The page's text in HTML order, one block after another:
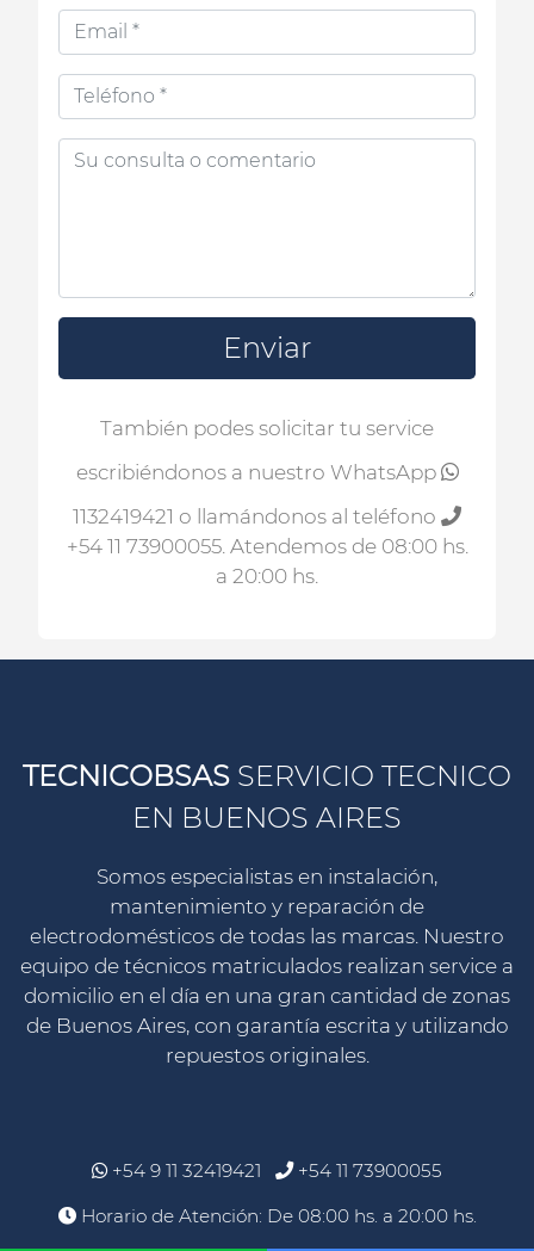
Enviar
También podes solicitar tu service
escribiéndonos a nuestro WhatsApp
1132419421 o llamándonos al teléfono
+54 11 73900055. Atendemos de 08:00 hs.
a 20:00 hs.
TECNICOBSAS SERVICIO TECNICO
EN BUENOS AIRES
Somos especialistas en instalación,
mantenimiento y reparación de
electrodomésticos de todas las marcas. Nuestro
equipo de técnicos matriculados realizan service a
domicilio en el día en una gran cantidad de zonas
de Buenos Aires, con garantía escrita y utilizando
repuestos originales.
+54 9 11 32419421
+54 11 73900055
Horario de Atención: De 08:00 hs. a 20:00 hs.